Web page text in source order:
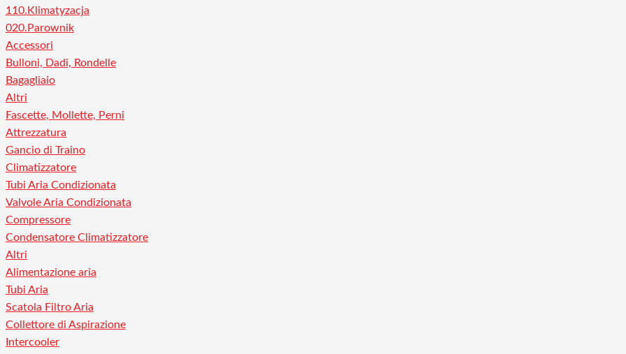
110.Klimatyzacja
020.Parownik
Accessori
Bulloni, Dadi, Rondelle
Bagagliaio
Altri
Fascette, Mollette, Perni
Attrezzatura
Gancio di Traino
Climatizzatore
Tubi Aria Condizionata
Valvole Aria Condizionata
Compressore
Condensatore Climatizzatore
Altri
Alimentazione aria
Tubi Aria
Scatola Filtro Aria
Collettore di Aspirazione
Intercooler